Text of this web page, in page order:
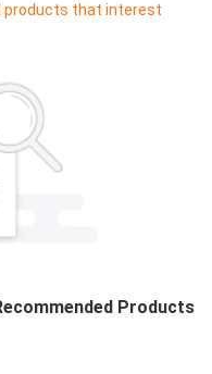
products that interest
Products